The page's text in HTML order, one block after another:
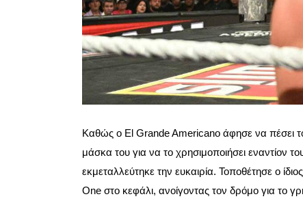
Καθώς ο El Grande Americano άφησε να πέσει
μάσκα του για να το χρησιμοποιήσει
εκμεταλλεύτηκε την ευκαιρία. Τοποθέτησε ο
One στο κεφάλι, ανοίγοντας τον δρόμο για το